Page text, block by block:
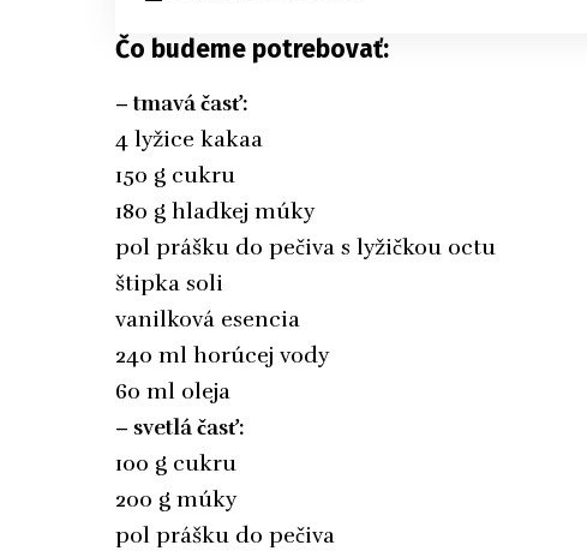
Čo budeme potrebovať:
– tmavá časť:
4 lyžice kakaa
150 g cukru
180 g hladkej múky
pol prášku do pečiva s lyžičkou octu
štipka soli
vanilková esencia
240 ml horúcej vody
60 ml oleja
– svetlá časť:
100 g cukru
200 g múky
pol prášku do pečiva